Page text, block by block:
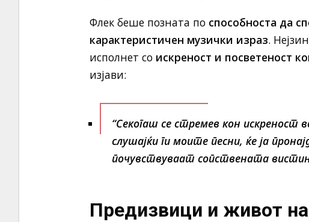
Флек беше позната по способноста да
карактеристичен музички израз.
исполнет соискреност и посветеност
изјави:
“Секогаш се стремев кон искреност
слушајќи ги моите песни, ќе ја
почувствуваат сопствената
Предизвици и живот